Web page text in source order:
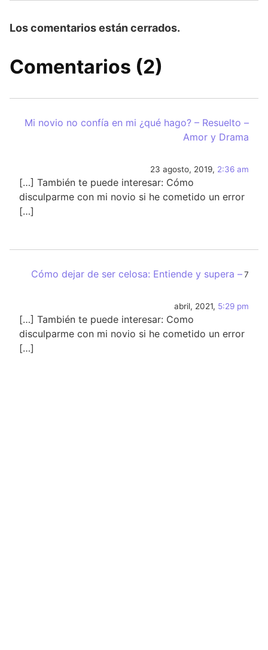
Los comentarios están cerrados.
Comentarios (2)
Mi novio no confía en mi ¿qué hago? – Resuelto –
Amor y Drama
23 agosto, 2019, 2:36 am
[…] También te puede interesar: Cómo
disculparme con mi novio si he cometido un error
[…]
Cómo dejar de ser celosa: Entiende y supera –7
abril, 2021, 5:29 pm
[…] También te puede interesar: Como
disculparme con mi novio si he cometido un error
[…]